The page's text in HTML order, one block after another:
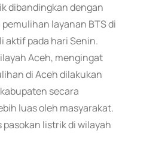
dibandingkan dengan
layanan BTS di
aktif pada hari Senin.
Aceh, mengingat
di Aceh dilakukan
secara
luas oleh masyarakat.
listrik di wilayah